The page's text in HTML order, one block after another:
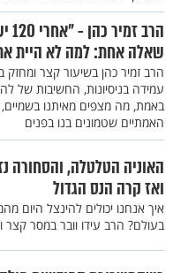
שאלה אחת: למה לא היית
הרב זמיר כהן בשיעור קצר ומחזק
עמידה בניסיונות, החשיבות של
באמת, מה מצפים מאיתנו בשמיים,
האמתיים שטמונים בנו בפנים
האוניה הטלטלה, והסחורה
ואז קרה הנס הגדול
איך אנחנו יכולים להינצל היום
בעולם? הרב עידו וובר במסר קצר